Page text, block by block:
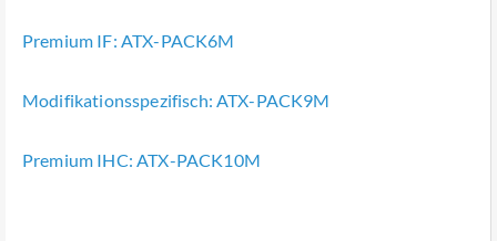
Premium IF: ATX-PACK6M
Modifikationsspezifisch: ATX-PACK9M
Premium IHC: ATX-PACK10M